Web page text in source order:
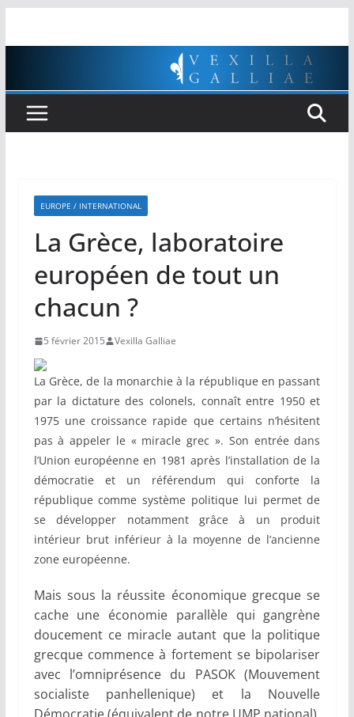
EUROPE / INTERNATIONAL
La Grèce, laboratoire
européen de tout un
chacun ?
5 février 2015 Vexilla Galliae
La Grèce, de la monarchie à la république en passant
par la dictature des colonels, connaît entre 1950 et
1975 une croissance rapide que certains n’hésitent
pas à appeler le « miracle grec ». Son entrée dans
l’Union européenne en 1981 après l’installation de la
démocratie et un référendum qui conforte la
république comme système politique lui permet de
se développer notamment grâce à un produit
intérieur brut inférieur à la moyenne de l’ancienne
zone européenne.
Mais sous la réussite économique grecque se
cache une économie parallèle qui gangrène
doucement ce miracle autant que la politique
grecque commence à fortement se bipolariser
avec l’omniprésence du PASOK (Mouvement
socialiste panhellenique) et la Nouvelle